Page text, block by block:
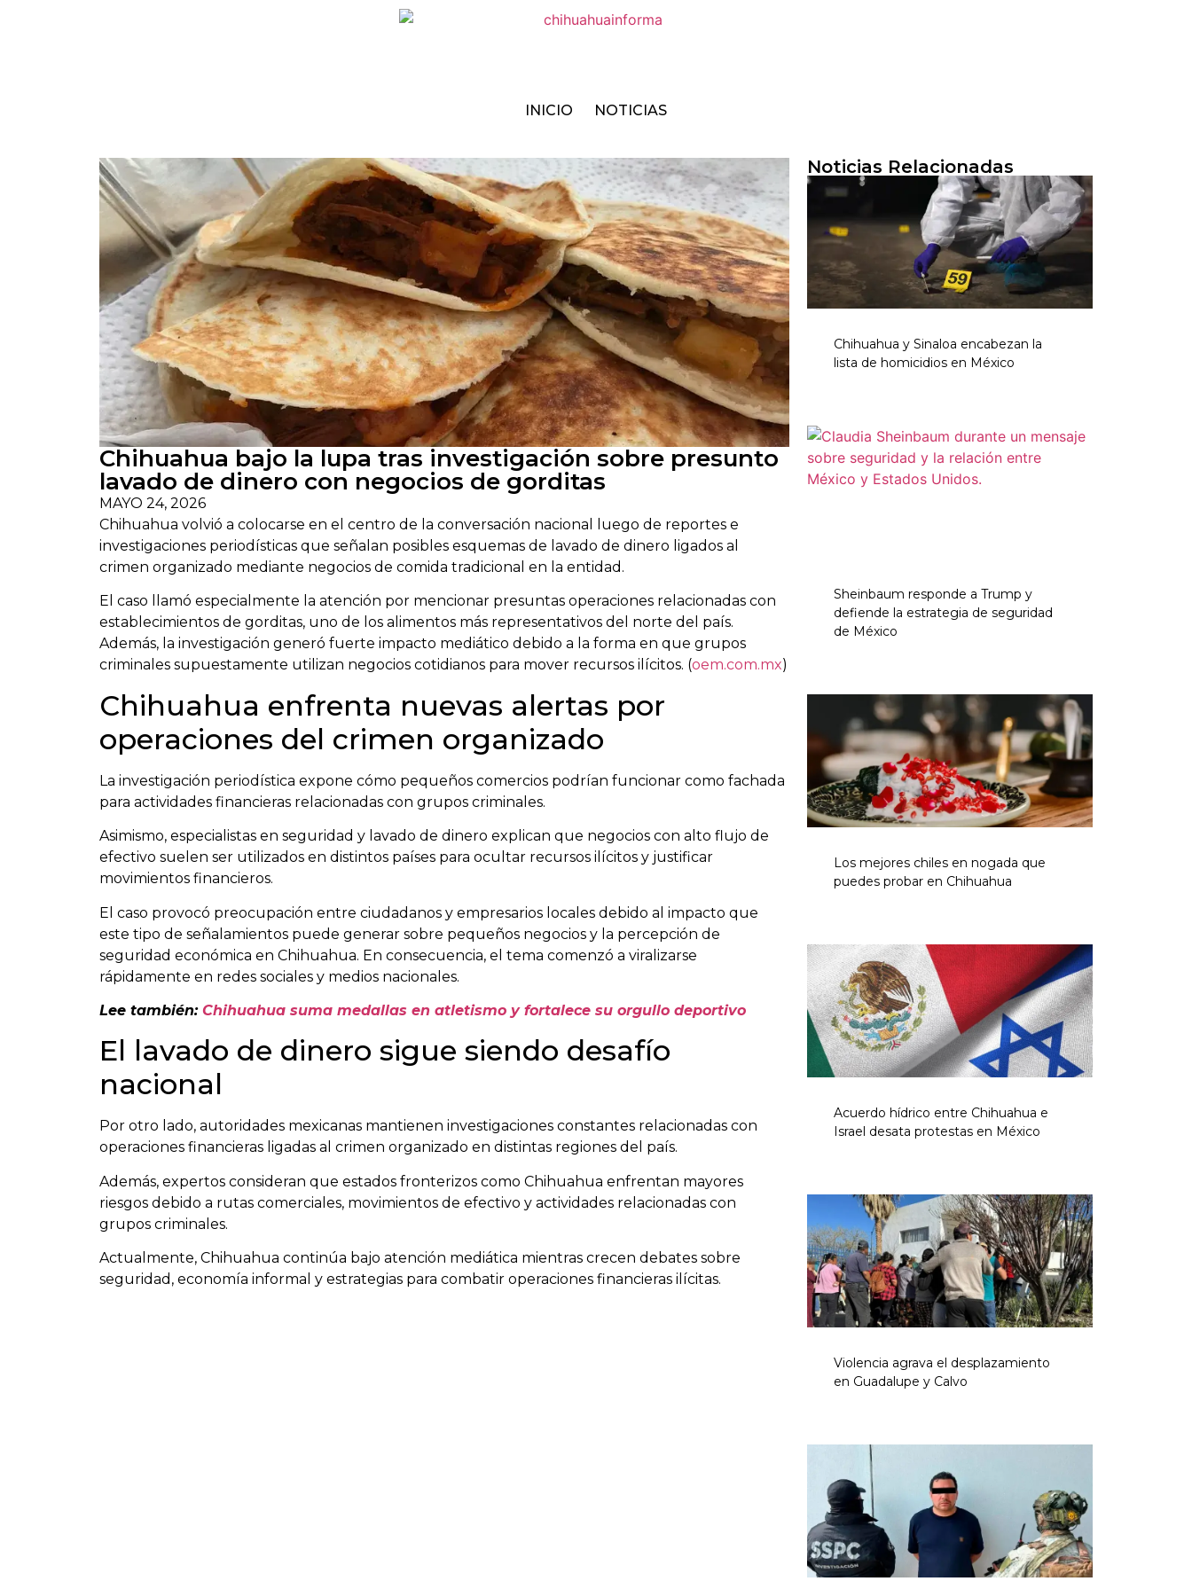
INICIO NOTICIAS
Chihuahua bajo la lupa tras investigación sobre presunto
lavado de dinero con negocios de gorditas
MAYO 24, 2026
Chihuahua volvió a colocarse en el centro de la conversación nacional luego de reportes e
investigaciones periodísticas que señalan posibles esquemas de lavado de dinero ligados al
crimen organizado mediante negocios de comida tradicional en la entidad.
El caso llamó especialmente la atención por mencionar presuntas operaciones relacionadas con
establecimientos de gorditas, uno de los alimentos más representativos del norte del país.
Además, la investigación generó fuerte impacto mediático debido a la forma en que grupos
criminales supuestamente utilizan negocios cotidianos para mover recursos ilícitos. (oem.com.mx)
Chihuahua enfrenta nuevas alertas por
operaciones del crimen organizado
La investigación periodística expone cómo pequeños comercios podrían funcionar como fachada
para actividades financieras relacionadas con grupos criminales.
Asimismo, especialistas en seguridad y lavado de dinero explican que negocios con alto flujo de
efectivo suelen ser utilizados en distintos países para ocultar recursos ilícitos y justificar
movimientos financieros.
El caso provocó preocupación entre ciudadanos y empresarios locales debido al impacto que
este tipo de señalamientos puede generar sobre pequeños negocios y la percepción de
seguridad económica en Chihuahua. En consecuencia, el tema comenzó a viralizarse
rápidamente en redes sociales y medios nacionales.
Lee también: Chihuahua suma medallas en atletismo y fortalece su orgullo deportivo
El lavado de dinero sigue siendo desafío
nacional
Por otro lado, autoridades mexicanas mantienen investigaciones constantes relacionadas con
operaciones financieras ligadas al crimen organizado en distintas regiones del país.
Además, expertos consideran que estados fronterizos como Chihuahua enfrentan mayores
riesgos debido a rutas comerciales, movimientos de efectivo y actividades relacionadas con
grupos criminales.
Actualmente, Chihuahua continúa bajo atención mediática mientras crecen debates sobre
seguridad, economía informal y estrategias para combatir operaciones financieras ilícitas.
Noticias Relacionadas
Chihuahua y Sinaloa encabezan la
lista de homicidios en México
Sheinbaum responde a Trump y
defiende la estrategia de seguridad
de México
Los mejores chiles en nogada que
puedes probar en Chihuahua
Acuerdo hídrico entre Chihuahua e
Israel desata protestas en México
Violencia agrava el desplazamiento
en Guadalupe y Calvo